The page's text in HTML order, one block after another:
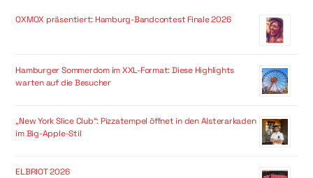
OXMOX präsentiert: Hamburg-Bandcontest Finale 2026
Hamburger Sommerdom im XXL-Format: Diese Highlights
warten auf die Besucher
„New York Slice Club“: Pizzatempel öffnet in den Alsterarkaden
im Big-Apple-Stil
ELBRIOT 2026